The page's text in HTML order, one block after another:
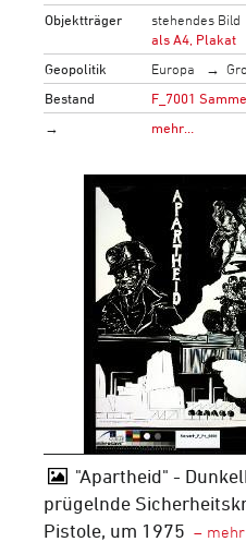
Objektträger
stehendes Bild
als A4, Plakat
Geopolitik
Europa
Bestand
F_7001
→
mehr…
"Apartheid" -
prügelnde
Pistole, um 1975